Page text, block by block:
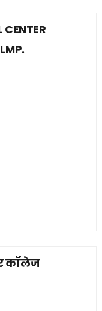
CENTER
कॉलेज